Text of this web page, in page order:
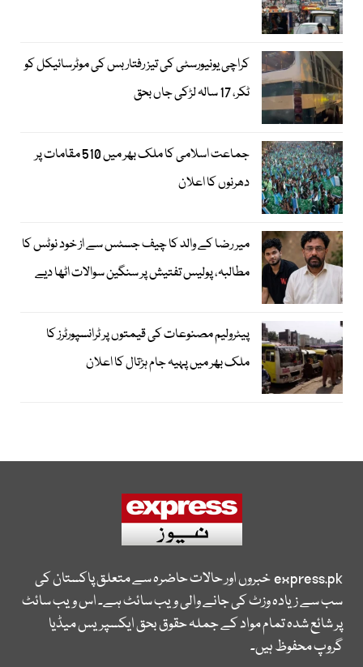
کراچی یونیورسٹی کی تیز رفتار بس کی موٹرسائیکل کو
ٹکر، 17 سالہ لڑکی جاں بحق
جماعت اسلامی کا ملک بھر میں 510 مقامات پر
دھرنوں کا اعلان
میر رضا کے والد کا چیف جسٹس سے از خود نوٹس کا
مطالبہ، پولیس تفتیش پر سنگین سوالات اٹھا دیے
پیٹرولیم مصنوعات کی قیمتوں پر ٹرانسپورٹرز کا
ملک بھر میں پہیہ جام ہڑتال کا اعلان
express.pkخبروں اور حالات حاضرہ سے متعلق پاکستان کی
سب سے زیادہ وزٹ کی جانے والی ویب سائٹ ہے۔ اس ویب سائٹ
پر شائع شدہ تمام مواد کے جملہ حقوق بحق ایکسپریس میڈیا
گروپ محفوظ ہیں۔